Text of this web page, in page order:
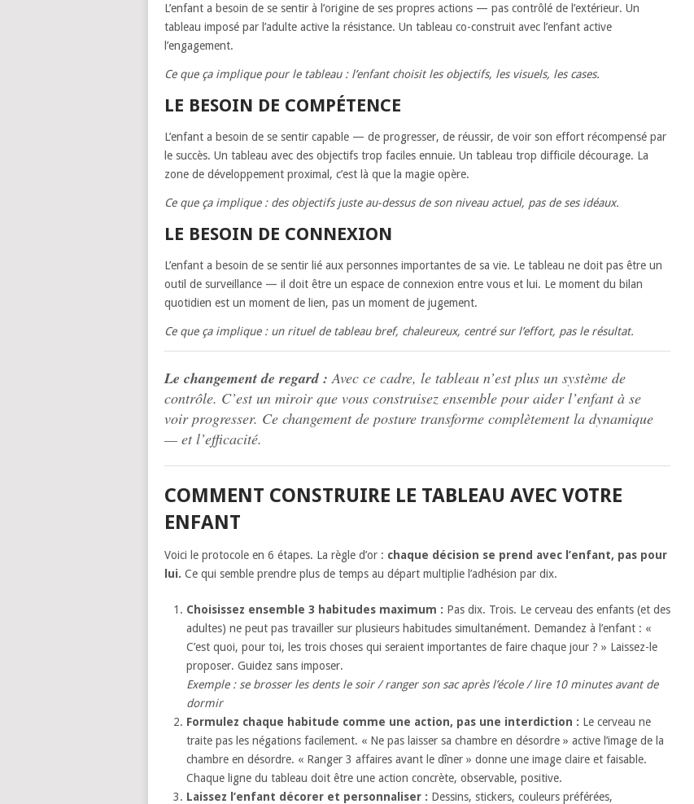
L’enfant a besoin de se sentir à l’origine de ses propres actions — pas contrôlé de l’extérieur. Un
tableau imposé par l’adulte active la résistance. Un tableau co-construit avec l’enfant active
l’engagement.
Ce que ça implique pour le tableau : l’enfant choisit les objectifs, les visuels, les cases.
LE BESOIN DE COMPÉTENCE
L’enfant a besoin de se sentir capable — de progresser, de réussir, de voir son effort récompensé par
le succès. Un tableau avec des objectifs trop faciles ennuie. Un tableau trop difficile décourage. La
zone de développement proximal, c’est là que la magie opère.
Ce que ça implique : des objectifs juste au-dessus de son niveau actuel, pas de ses idéaux.
LE BESOIN DE CONNEXION
L’enfant a besoin de se sentir lié aux personnes importantes de sa vie. Le tableau ne doit pas être un
outil de surveillance — il doit être un espace de connexion entre vous et lui. Le moment du bilan
quotidien est un moment de lien, pas un moment de jugement.
Ce que ça implique : un rituel de tableau bref, chaleureux, centré sur l’effort, pas le résultat.
Le changement de regard : Avec ce cadre, le tableau n’est plus un système de
contrôle. C’est un miroir que vous construisez ensemble pour aider l’enfant à se
voir progresser. Ce changement de posture transforme complètement la dynamique
— et l’efficacité.
COMMENT CONSTRUIRE LE TABLEAU AVEC VOTRE
ENFANT
Voici le protocole en 6 étapes. La règle d’or : chaque décision se prend avec l’enfant, pas pour
lui. Ce qui semble prendre plus de temps au départ multiplie l’adhésion par dix.
Choisissez ensemble 3 habitudes maximum : Pas dix. Trois. Le cerveau des enfants (et des
adultes) ne peut pas travailler sur plusieurs habitudes simultanément. Demandez à l’enfant : «
C’est quoi, pour toi, les trois choses qui seraient importantes de faire chaque jour ? » Laissez-le
proposer. Guidez sans imposer.
Exemple : se brosser les dents le soir / ranger son sac après l’école / lire 10 minutes avant de
dormir
Formulez chaque habitude comme une action, pas une interdiction : Le cerveau ne
traite pas les négations facilement. « Ne pas laisser sa chambre en désordre » active l’image de la
chambre en désordre. « Ranger 3 affaires avant le dîner » donne une image claire et faisable.
Chaque ligne du tableau doit être une action concrète, observable, positive.
Laissez l’enfant décorer et personnaliser : Dessins, stickers, couleurs préférées,